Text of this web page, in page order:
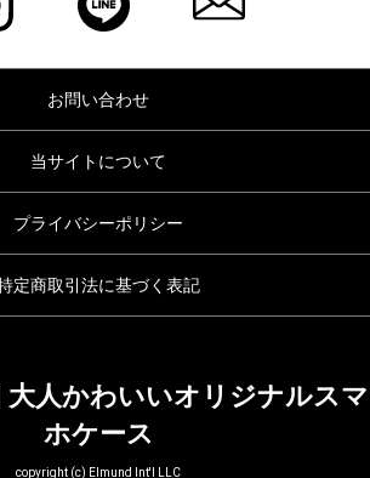
お問い合わせ
当サイトについて
プライバシーポリシー
定商取引法に基づく表記
大人かわいいオリジナルスマ
ホケース
copyright (c) Elmund Int'l LLC